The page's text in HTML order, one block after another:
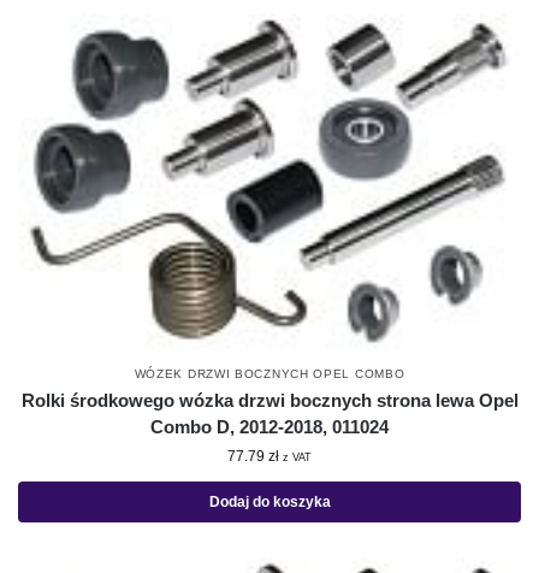
WÓZEK DRZWI BOCZNYCH OPEL COMBO
Rolki środkowego wózka drzwi bocznych strona lewa Opel
Combo D, 2012-2018, 011024
77.79 zł z VAT
Dodaj do koszyka